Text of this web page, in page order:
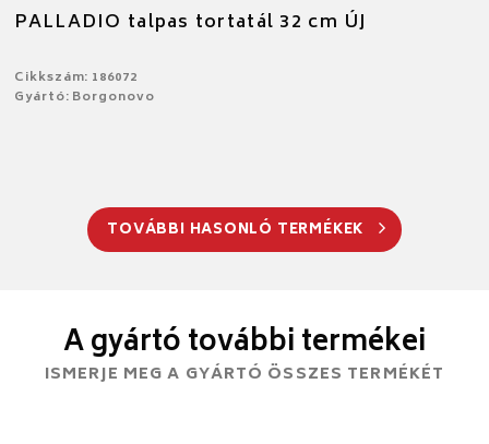
PALLADIO talpas tortatál 32 cm ÚJ
Cikkszám: 186072
Gyártó: Borgonovo
TOVÁBBI HASONLÓ TERMÉKEK
A gyártó további termékei
ISMERJE MEG A GYÁRTÓ ÖSSZES TERMÉKÉT